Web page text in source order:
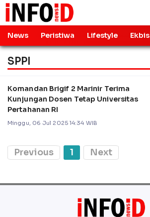
News Peristiwa Lifestyle Ekbis
SPPI
Komandan Brigif 2 Marinir Terima
Kunjungan Dosen Tetap Universitas
Pertahanan RI
Minggu, 06 Jul 2025 14:34 WIB
Previous 1 Next